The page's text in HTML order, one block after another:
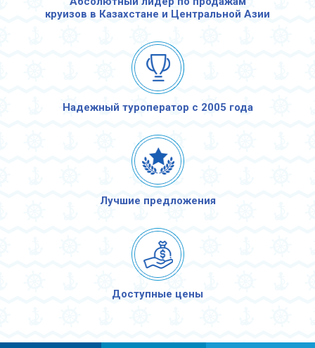
круизов в Казахстане и Центральной Азии
Надежный туроператор с 2005 года
Лучшие предложения
Доступные цены